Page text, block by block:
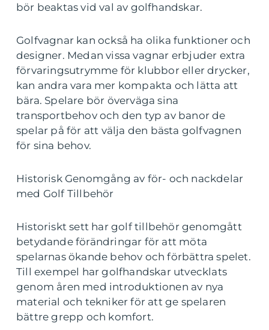
bör beaktas vid val av golfhandskar.
Golfvagnar kan också ha olika funktioner och
designer. Medan vissa vagnar erbjuder extra
förvaringsutrymme för klubbor eller drycker,
kan andra vara mer kompakta och lätta att
bära. Spelare bör överväga sina
transportbehov och den typ av banor de
spelar på för att välja den bästa golfvagnen
för sina behov.
Historisk Genomgång av för- och nackdelar
med Golf Tillbehör
Historiskt sett har golf tillbehör genomgått
betydande förändringar för att möta
spelarnas ökande behov och förbättra spelet.
Till exempel har golfhandskar utvecklats
genom åren med introduktionen av nya
material och tekniker för att ge spelaren
bättre grepp och komfort.